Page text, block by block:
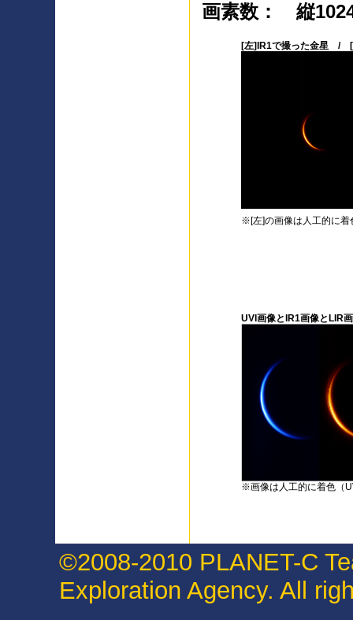
画素数： 縦
[左]IR1で撮った金星 / [
※[左]の画像は人工的に着
UVI画像とIR1画像とLIR
※画像は人工的に着色（
©2008-2010 PLANET-C
Exploration Agency. All